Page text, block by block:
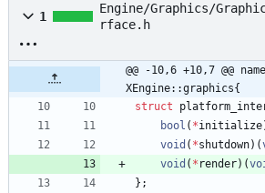
1
Engine/Graphics/
rface.h
@@ -10,6 +10,7 @@
XEngine::graphics{
struct
bool ( *initialize
void ( *shutdown) (
void ( * render) (
} ;